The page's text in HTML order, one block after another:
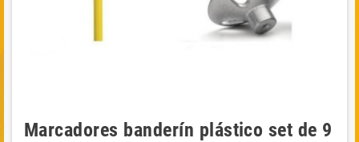
Marcadores banderín plástico set de 9